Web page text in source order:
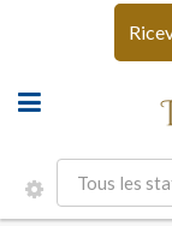
Tous les